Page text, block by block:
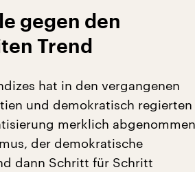
gegen den
Trend
hat in den vergangenen
und demokratisch regierten
merklich
der demokratische
dann Schritt für Schritt